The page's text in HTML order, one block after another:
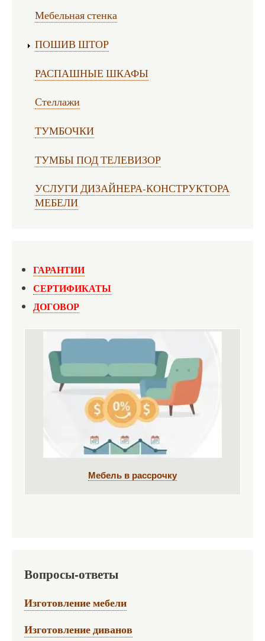
Мебельная стенка
ПОШИВ ШТОР
РАСПАШНЫЕ ШКАФЫ
Стеллажи
ТУМБОЧКИ
ТУМБЫ ПОД ТЕЛЕВИЗОР
УСЛУГИ ДИЗАЙНЕРА-КОНСТРУКТОРА
МЕБЕЛИ
ГАРАНТИИ
СЕРТИФИКАТЫ
ДОГОВОР
Мебель в рассрочку
Вопросы-ответы
Изготовление мебели
Изготовление диванов